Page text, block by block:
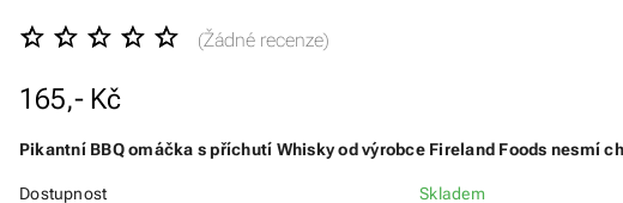
(Žádné recenze)
165,- Kč
Pikantní BBQ omáčka s příchutí Whisky od výrobce Fireland Foods nesmí
Dostupnost Skladem